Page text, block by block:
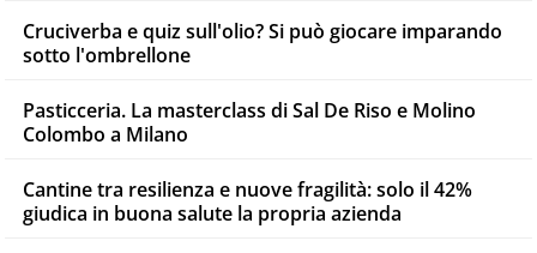
Cruciverba e quiz sull'olio? Si può giocare imparando
sotto l'ombrellone
Pasticceria. La masterclass di Sal De Riso e Molino
Colombo a Milano
Cantine tra resilienza e nuove fragilità: solo il 42%
giudica in buona salute la propria azienda